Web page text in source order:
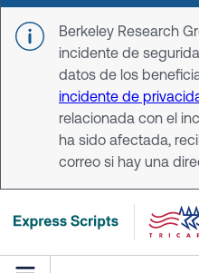
Skip to main content
Berkeley Research
incidente de
datos de los
incidente de
relacionada con el
ha sido afectada,
correo si hay una